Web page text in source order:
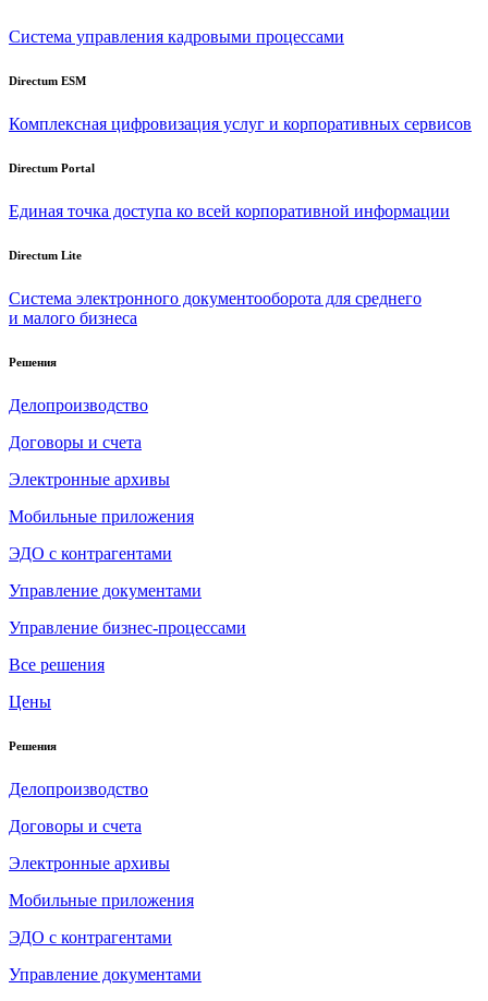
Система управления кадровыми процессами
Directum ESM
Комплексная цифровизация услуг и корпоративных сервисов
Directum Portal
Единая точка доступа ко всей корпоративной информации
Directum Lite
Система электронного документооборота для среднего
и малого бизнеса
Решения
Делопроизводство
Договоры и счета
Электронные архивы
Мобильные приложения
ЭДО с контрагентами
Управление документами
Управление бизнес-процессами
Все решения
Цены
Решения
Делопроизводство
Договоры и счета
Электронные архивы
Мобильные приложения
ЭДО с контрагентами
Управление документами